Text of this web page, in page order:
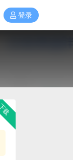
登录
载